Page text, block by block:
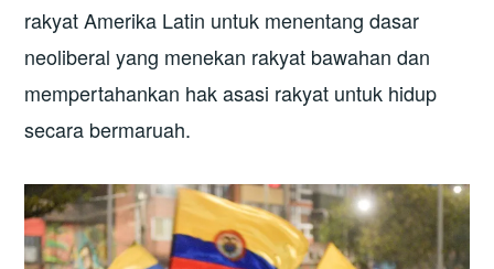
rakyat Amerika Latin untuk menentang dasar
neoliberal yang menekan rakyat bawahan dan
mempertahankan hak asasi rakyat untuk hidup
secara bermaruah.